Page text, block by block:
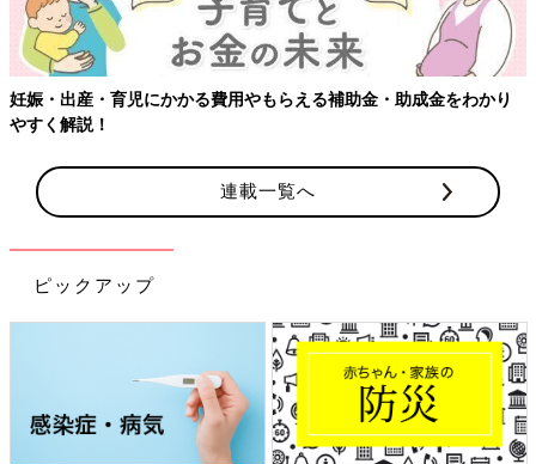
【ワクチン接種できるものも】妊婦の感染症対策、知っておいて！
連載一覧へ
ピックアップ